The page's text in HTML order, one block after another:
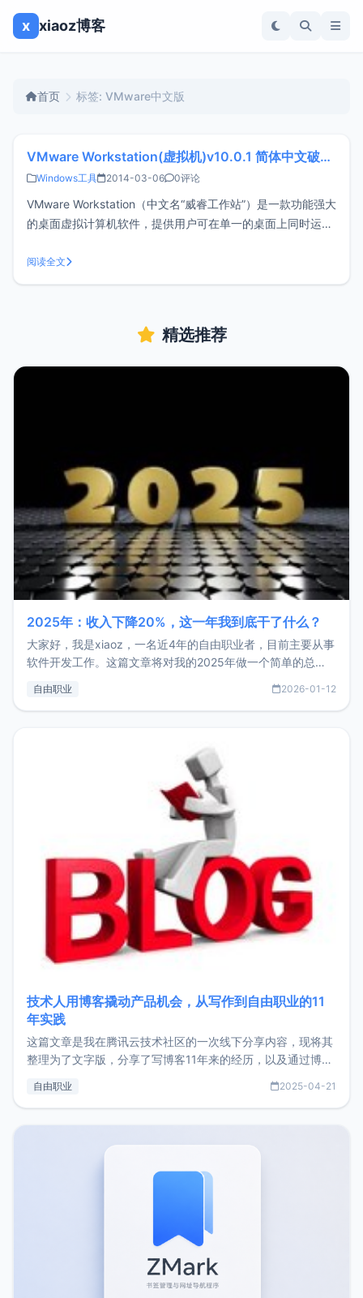
x xiaoz博客
首页 标签: VMware中文版
VMware Workstation(虚拟机)v10.0.1 简体中文破解版
Windows工具 2014-03-06 0评论
VMware Workstation（中文名“威睿工作站”）是一款功能强大
的桌面虚拟计算机软件，提供用户可在单一的桌面上同时运行
佳解决方案。VMware Workstation可在一部实体机器上模拟
完整的网络环境，以及可便于携带的虚拟机器，其更
阅读全文
精选推荐
2025年：收入下降20%，这一年我到底干了什么？
大家好，我是xiaoz，一名近4年的自由职业者，目前主要从事
软件开发工作。这篇文章将对我的2025年做一个简单的总
收入下降20%，但却过得很充实，2026年不求突破，但求保
自由职业 2026-01-12
技术人用博客撬动产品机会，从写作到自由职业的11
年实践
这篇文章是我在腾讯云技术社区的一次线下分享内容，现将其
整理为了文字版，分享了写博客11年来的经历，以及通过博客
了我的首个产品ImgURL的真实数据和产品现状。自我介绍大
自由职业 2025-04-21